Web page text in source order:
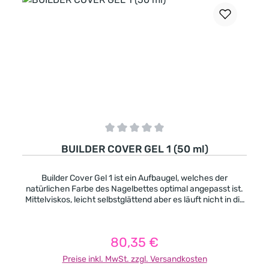
Durchschnittliche Bewertung von 0 von 5 Sternen
BUILDER COVER GEL 1 (50 ml)
Builder Cover Gel 1 ist ein Aufbaugel, welches der
natürlichen Farbe des Nagelbettes optimal angepasst ist.
Mittelviskos, leicht selbstglättend aber es läuft nicht in die
aufgetragen werden. Für eine komplette Modellage in 2
Schichten auftragen, für die Nagelbettverlängerung ist
eine Schicht genügend, pro Schicht bitte 2 Minuten
Regulärer Preis:
80,35 €
Preise inkl. MwSt. zzgl. Versandkosten